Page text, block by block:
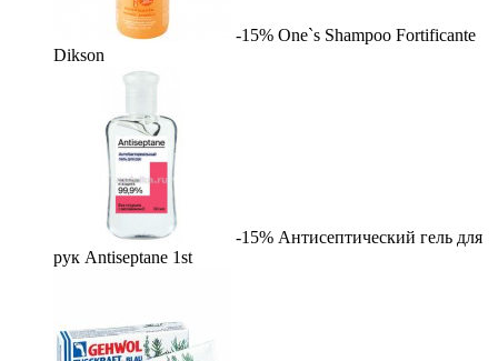
-15% One`s Shampoo Fortificante
Dikson
-15% Антисептический гель для
рук Antiseptane 1st